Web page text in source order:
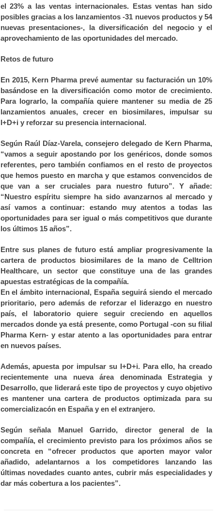
el 23% a las ventas internacionales. Estas ventas han sido
posibles gracias a los lanzamientos -31 nuevos productos y 54
nuevas presentaciones-, la diversificación del negocio y el
aprovechamiento de las oportunidades del mercado.
Retos de futuro
En 2015, Kern Pharma prevé aumentar su facturación un 10%
basándose en la diversificación como motor de crecimiento.
Para lograrlo, la compañía quiere mantener su media de 25
lanzamientos anuales, crecer en biosimilares, impulsar su
I+D+i y reforzar su presencia internacional.
Según Raúl Díaz-Varela, consejero delegado de Kern Pharma,
“vamos a seguir apostando por los genéricos, donde somos
referentes, pero también confiamos en el resto de proyectos
que hemos puesto en marcha y que estamos convencidos de
que van a ser cruciales para nuestro futuro”. Y añade:
“Nuestro espíritu siempre ha sido avanzarnos al mercado y
así vamos a continuar: estando muy atentos a todas las
oportunidades para ser igual o más competitivos que durante
los últimos 15 años”.
Entre sus planes de futuro está ampliar progresivamente la
cartera de productos biosimilares de la mano de Celltrion
Healthcare, un sector que constituye una de las grandes
apuestas estratégicas de la compañía.
En el ámbito internacional, España seguirá siendo el mercado
prioritario, pero además de reforzar el liderazgo en nuestro
país, el laboratorio quiere seguir creciendo en aquellos
mercados donde ya está presente, como Portugal -con su filial
Pharma Kern- y estar atento a las oportunidades para entrar
en nuevos países.
Además, apuesta por impulsar su I+D+i. Para ello, ha creado
recientemente una nueva área denominada Estrategia y
Desarrollo, que liderará este tipo de proyectos y cuyo objetivo
es mantener una cartera de productos optimizada para su
comercializacón en España y en el extranjero.
Según señala Manuel Garrido, director general de la
compañía, el crecimiento previsto para los próximos años se
concreta en “ofrecer productos que aporten mayor valor
añadido, adelantarnos a los competidores lanzando las
últimas novedades cuanto antes, cubrir más especialidades y
dar más cobertura a los pacientes”.